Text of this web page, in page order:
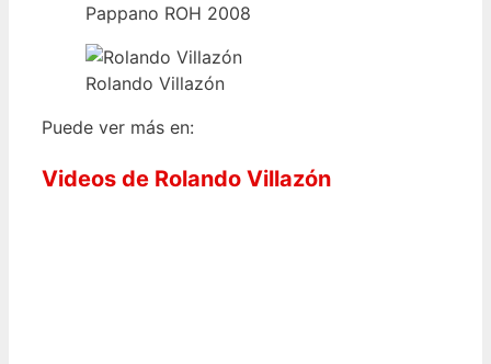
Pappano ROH 2008
Rolando Villazón
Puede ver más en:
Videos de Rolando Villazón